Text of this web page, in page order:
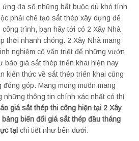
đa số những bắt buộc dù khó tính
phải chế tạo sắt thép xây dựng để
công trình, bạn hãy tới có 2 Xây Nhà
thời nhanh chóng. 2 Xây Nhà mang
nghiệm cố vấn triệt để những vướn
báo giá sắt thép triển khai hiện nay
kiến thức về sắt thép triển khai cũng
góp. Mang mong muốn mang
những thông tin chính xác nhất có thị
giá sắt thép thi công hiện tại 2 Xây
biến đổi giá sắt thép đầu tháng
tại chi tiết như bên dưới: